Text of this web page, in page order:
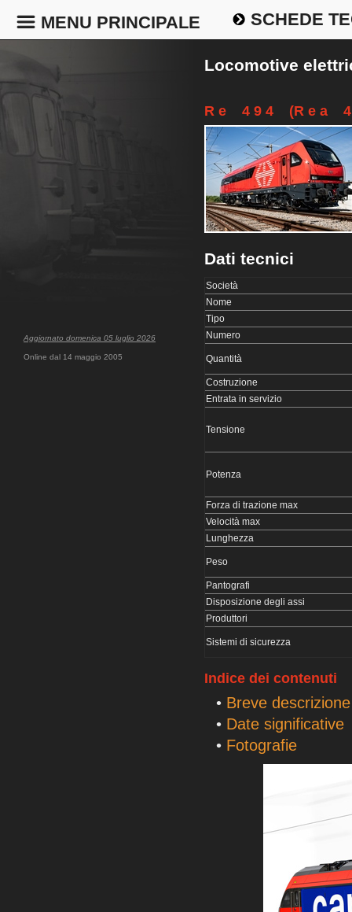
MENU PRINCIPALE SCHEDE
Aggiornato domenica 05 luglio 2026
Online dal 14 maggio 2005
Locomotive
R e 4 9 4 (R e a 4
Dati tecnici
Società
Nome
Tipo
Numero
Quantità
Costruzione
Entrata in servizio
Tensione
Potenza
Forza di trazione max
Velocità max
Lunghezza
Peso
Pantografi
Disposizione degli assi
Produttori
Sistemi di sicurezza
Indice dei contenuti
• Breve descrizione
• Date significative
• Fotografie